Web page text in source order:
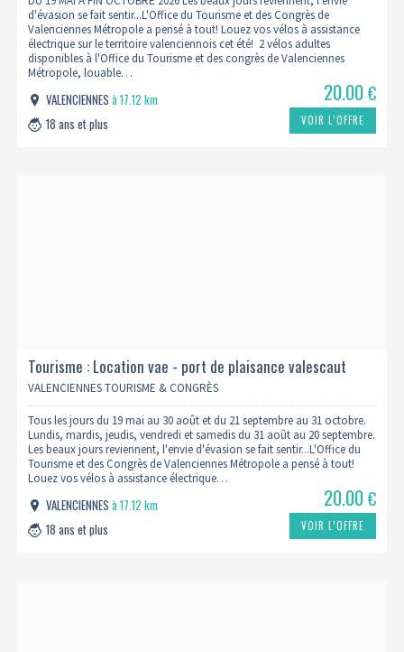
d'évasion se fait sentir...L'Office du Tourisme et des Congrès de
Valenciennes Métropole a pensé à tout! Louez vos vélos à assistance
électrique sur le territoire valenciennois cet été! 2 vélos adultes
disponibles à l'Office du Tourisme et des congrès de Valenciennes
Métropole, louable…
VALENCIENNESà 17.12 km
18 ans et plus
20.00€
VOIR L’OFFRE
Tourisme : Location vae - port de plaisance valescaut
VALENCIENNES TOURISME & CONGRÈS
Tous les jours du 19 mai au 30 août et du 21 septembre au 31 octobre.
Lundis, mardis, jeudis, vendredi et samedis du 31 août au 20 septembre.
Les beaux jours reviennent, l'envie d'évasion se fait sentir...L'Office du
Tourisme et des Congrès de Valenciennes Métropole a pensé à tout!
Louez vos vélos à assistance électrique…
VALENCIENNESà 17.12 km
18 ans et plus
20.00€
VOIR L’OFFRE